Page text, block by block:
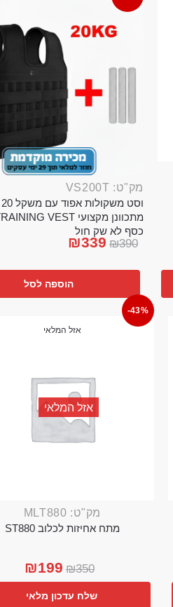
מק"ט: VS200T
כסף לא שק חול
₪390
₪339
הוספה לסל
-43%
אזל המלאי
אזל המלאי
מק"ט: MLT880
מתח אחיזות לכלוב ST880
₪350
₪199
שלח עדכון מלאי